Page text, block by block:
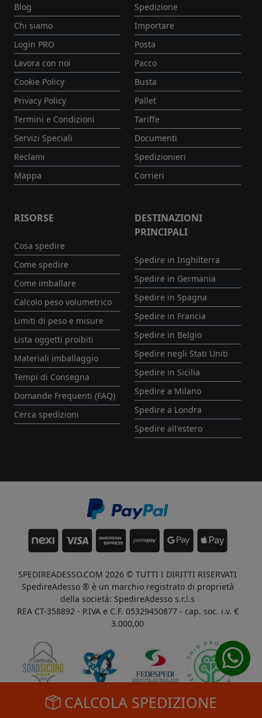
CALCOLA SPEDIZIONE
Blog
Chi siamo
Login PRO
Lavora con noi
Cookie Policy
Privacy Policy
Termini e Condizioni
Servizi Speciali
Reclami
Mappa
Spedizione
Importare
Posta
Pacco
Busta
Pallet
Tariffe
Documenti
Spedizionieri
Corrieri
RISORSE
Cosa spedire
Come spedire
Come imballare
Calcolo peso volumetrico
Limiti di peso e misure
Lista oggetti proibiti
Materiali imballaggio
Tempi di Consegna
Domande Frequenti (FAQ)
Cerca spedizioni
DESTINAZIONI
PRINCIPALI
Spedire in Inghilterra
Spedire in Germania
Spedire in Spagna
Spedire in Francia
Spedire in Belgio
Spedire negli Stati Uniti
Spedire in Sicilia
Spedire a Milano
Spedire a Londra
Spedire all'estero
SPEDIREADESSO.COM 2026 © TUTTI I DIRITTI RISERVATI
SpedireAdesso ® è un marchio registrato di proprietà
della società: SpedireAdesso s.r.l.s
REA CT-358892 - P.IVA e C.F. 05329450877 - cap. soc. i.v. €
3.000,00